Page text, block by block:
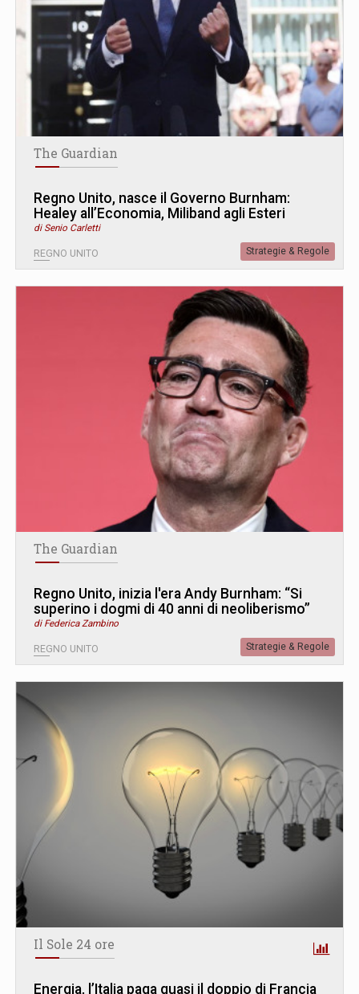
The Guardian
Regno Unito, nasce il Governo Burnham:
Healey all’Economia, Miliband agli Esteri
di Senio Carletti
REGNO UNITO Strategie & Regole
The Guardian
Regno Unito, inizia l'era Andy Burnham: “Si
superino i dogmi di 40 anni di neoliberismo”
di Federica Zambino
REGNO UNITO Strategie & Regole
Il Sole 24 ore
Energia, l’Italia paga quasi il doppio di Francia